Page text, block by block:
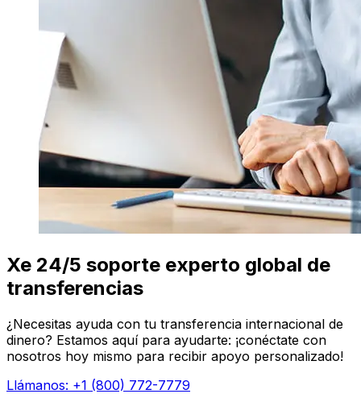
Xe 24/5 soporte experto global de
transferencias
¿Necesitas ayuda con tu transferencia internacional de
dinero? Estamos aquí para ayudarte: ¡conéctate con
nosotros hoy mismo para recibir apoyo personalizado!
Llámanos: +1 (800) 772-7779